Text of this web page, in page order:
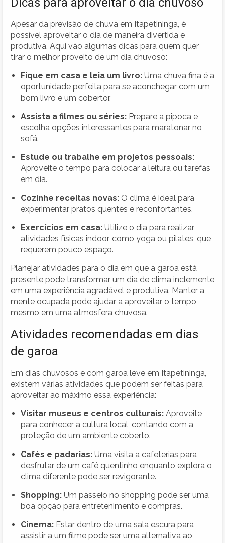
Apesar da previsão de chuva em Itapetininga, é
possível aproveitar o dia de maneira divertida e
produtiva. Aqui vão algumas dicas para quem quer
tirar o melhor proveito de um dia chuvoso:
Fique em casa e leia um livro: Uma chuva fina é a
oportunidade perfeita para se aconchegar com um
bom livro e um cobertor.
Assista a filmes ou séries: Prepare a pipoca e
escolha opções interessantes para maratonar no
sofá.
Estude ou trabalhe em projetos pessoais:
Aproveite o tempo para colocar a leitura ou tarefas
em dia.
Cozinhe receitas novas: O clima é ideal para
experimentar pratos quentes e reconfortantes.
Exercícios em casa: Utilize o dia para realizar
atividades físicas indoor, como yoga ou pilates, que
requerem pouco espaço.
Planejar atividades para o dia em que a garoa está
presente pode transformar um dia de clima inclemente
em uma experiência agradável e produtiva. Manter a
mente ocupada pode ajudar a aproveitar o tempo,
mesmo em uma atmosfera chuvosa.
Atividades recomendadas em dias
de garoa
Em dias chuvosos e com garoa leve em Itapetininga,
existem várias atividades que podem ser feitas para
aproveitar ao máximo essa experiência:
Visitar museus e centros culturais: Aproveite
para conhecer a cultura local, contando com a
proteção de um ambiente coberto.
Cafés e padarias: Uma visita a cafeterias para
desfrutar de um café quentinho enquanto explora o
clima diferente pode ser revigorante.
Shopping: Um passeio no shopping pode ser uma
boa opção para entretenimento e compras.
Cinema: Estar dentro de uma sala escura para
assistir a um filme pode ser uma alternativa ao